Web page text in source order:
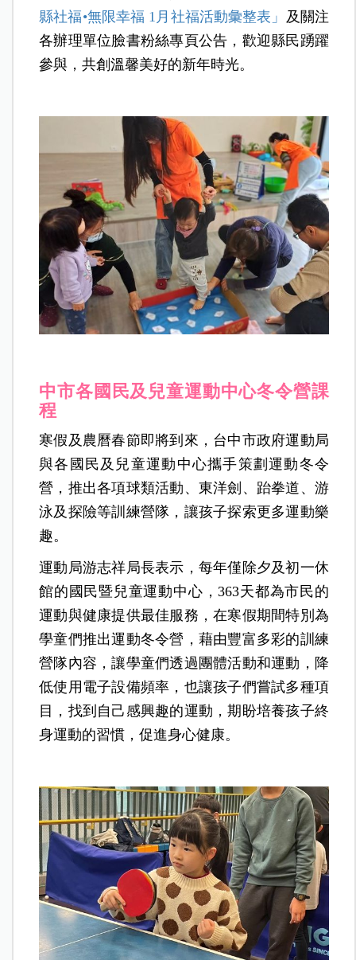
縣社福•無限幸福 1月社福活動彙整表」 及關注
各辦理單位臉書粉絲專頁公告，歡迎縣民踴躍
參與，共創溫馨美好的新年時光。
中市各國民及兒童運動中心冬令營課
程
寒假及農曆春節即將到來，台中市政府運動局
與各國民及兒童運動中心攜手策劃運動冬令
營，推出各項球類活動、東洋劍、跆拳道、游
泳及探險等訓練營隊，讓孩子探索更多運動樂
趣。
運動局游志祥局長表示，每年僅除夕及初一休
館的國民暨兒童運動中心，363天都為市民的
運動與健康提供最佳服務，在寒假期間特別為
學童們推出運動冬令營，藉由豐富多彩的訓練
營隊內容，讓學童們透過團體活動和運動，降
低使用電子設備頻率，也讓孩子們嘗試多種項
目，找到自己感興趣的運動，期盼培養孩子終
身運動的習慣，促進身心健康。